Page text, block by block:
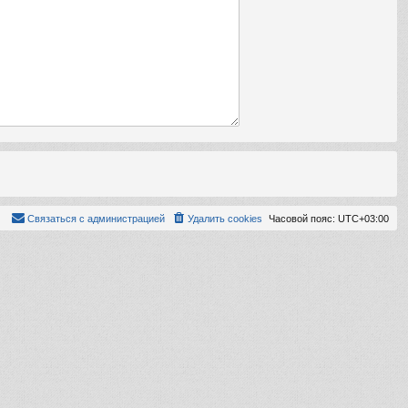
Часовой пояс: UTC+03:00
Удалить cookies
Связаться с администрацией